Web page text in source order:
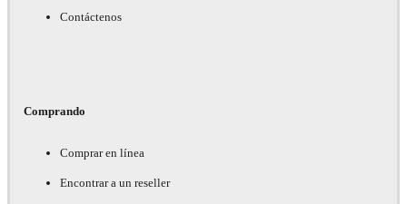
Contáctenos
Comprando
Comprar en línea
Encontrar a un reseller